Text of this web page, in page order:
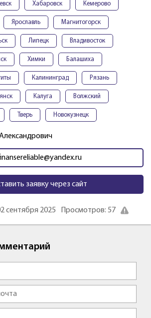
Хабаровск Кемерово
Ярославль Магнитогорск
Липецк Владивосток
Химки Балашиха
Калининград Рязань
Калуга Волжский
Тверь Новокузнецк
заявку через сайт
сентября 2025 Просмотров: 57